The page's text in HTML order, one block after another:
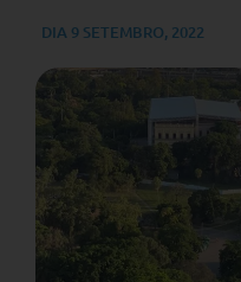
DIA 9 SETEMBRO, 2022